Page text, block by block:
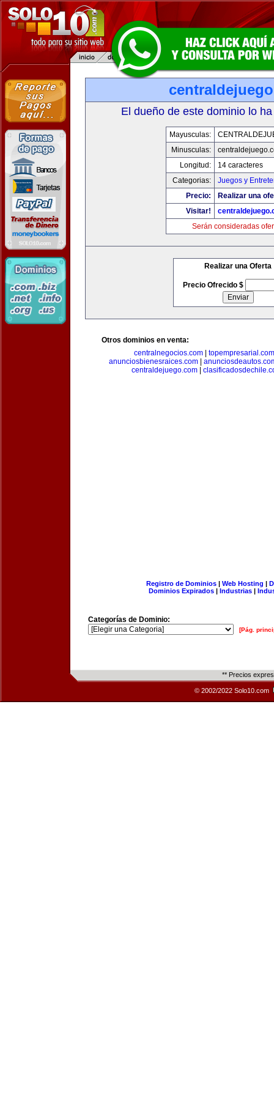
El dueño de este dominio lo
Mayusculas:
Minusculas:
Longitud:
14 caracteres
Categorias:
Juegos y
Precio:
Realizar una
Visitar!
Serán consideradas
Realizar una Oferta
Precio Ofrecido $
Otros dominios en venta:
centralnegocios.com| topempresarial.com
anunciosbienesraices.com|
centraldejuego.com
Registro de Dominios| Web Hosting |
Dominios Expirados | Industrias |
Categorías de Dominio:
[Pág.
** Precios
© 2002/2022 Solo10.com